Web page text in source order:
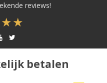
reviews!
betalen